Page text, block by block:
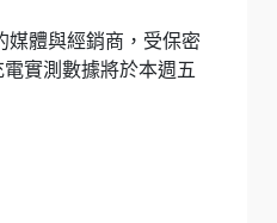
媒體與經銷商，受保密
實測數據將於本週五